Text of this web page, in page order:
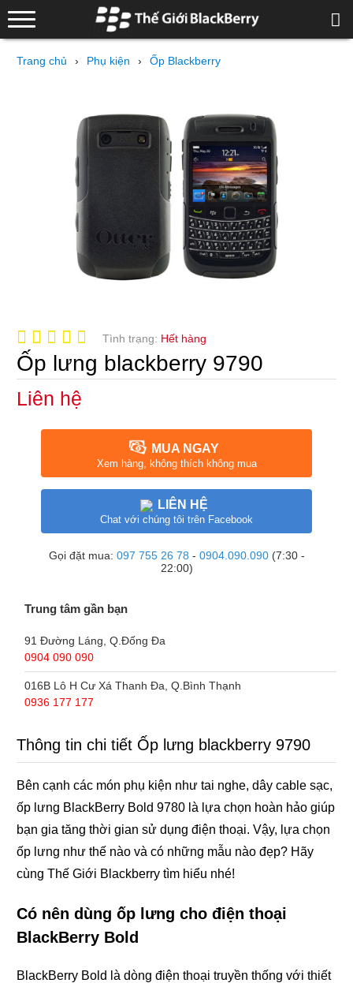
Trang chủ › Phụ kiện › Ốp Blackberry
Tình trạng: Hết hàng
Ốp lưng blackberry 9790
Liên hệ
MUA NGAY
Xem hàng, không thích không mua
LIÊN HỆ
Chat với chúng tôi trên Facebook
Gọi đặt mua: 097 755 26 78 - 0904.090.090(7:30 -
22:00)
Trung tâm gần bạn
91 Đường Láng, Q.Đống Đa
0904 090 090
016B Lô H Cư Xá Thanh Đa, Q.Bình Thạnh
0936 177 177
Thông tin chi tiết Ốp lưng blackberry 9790
Bên cạnh các món phụ kiện như tai nghe, dây cable sạc,
ốp lưng BlackBerry Bold 9780 là lựa chọn hoàn hảo giúp
bạn gia tăng thời gian sử dụng điện thoại. Vậy, lựa chọn
ốp lưng như thế nào và có những mẫu nào đẹp? Hãy
cùng Thế Giới Blackberry tìm hiểu nhé!
Có nên dùng ốp lưng cho điện thoại
BlackBerry Bold
BlackBerry Bold là dòng điện thoại truyền thống với thiết